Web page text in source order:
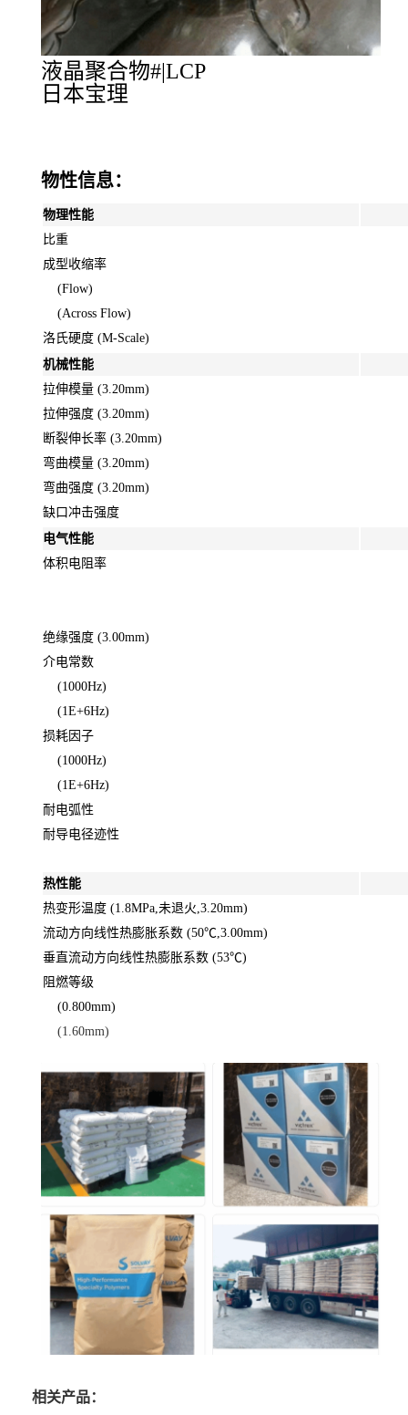
液晶聚合物#|LCP
日本宝理
物性信息：
物理性能
比重
成型收缩率
(Flow)
(Across Flow)
洛氏硬度 (M-Scale)
机械性能
拉伸模量 (3.20mm)
拉伸强度 (3.20mm)
断裂伸长率 (3.20mm)
弯曲模量 (3.20mm)
弯曲强度 (3.20mm)
缺口冲击强度
电气性能
体积电阻率
绝缘强度 (3.00mm)
介电常数
(1000Hz)
(1E+6Hz)
损耗因子
(1000Hz)
(1E+6Hz)
耐电弧性
耐导电径迹性
热性能
热变形温度 (1.8MPa,未退火,3.20mm)
流动方向线性热膨胀系数 (50℃,3.00mm)
垂直流动方向线性热膨胀系数 (53℃)
阻燃等级
(0.800mm)
(1.60mm)
相关产品：